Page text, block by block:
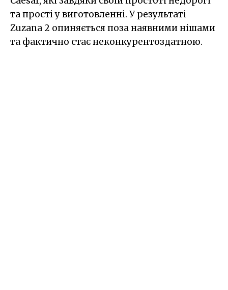
та прості у виготовленні. У результаті
Zuzana 2 опиняється поза наявними нішами
та фактично стає неконкурентоздатною.